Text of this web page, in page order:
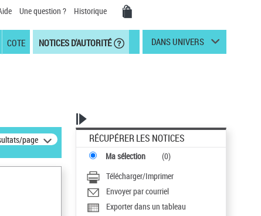
Une question ? Historique
COTE NOTICES D'AUTORITÉ DANS UNIVERS
page RÉCUPÉRER LES NOTICES
Ma sélection (0)
Télécharger/Imprimer
Envoyer par courriel
Exporter dans un tableau